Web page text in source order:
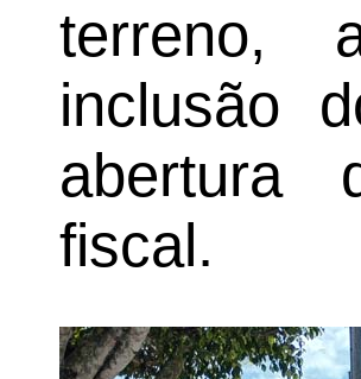
terreno,
inclusão
abertura
fiscal.